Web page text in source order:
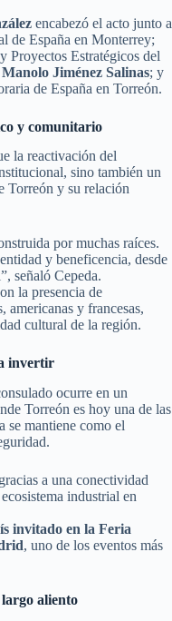
encabezó el acto junto a
de España en Monterrey;
Proyectos Estratégicos del
Manolo Jiménez Salinas; y
de España en Torreón.
y comunitario
la reactivación del
sino también un
Torreón y su relación
por muchas raíces.
y beneficencia, desde
señaló Cepeda.
la presencia de
americanas y francesas,
cultural de la región.
invertir
ocurre en un
Torreón es hoy una de las
se mantiene como el
a una conectividad
industrial en
invitado en la Feria
, uno de los eventos más
aliento